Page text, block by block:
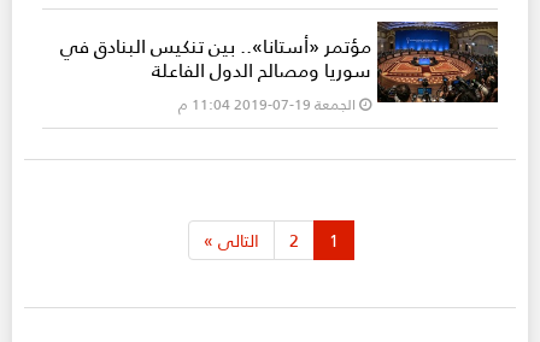
مؤتمر «أستانا».. بين تنكيس البنادق في
سوريا ومصالح الدول الفاعلة
الجمعة 19-07-2019 11:04 م
1
2 التالى»